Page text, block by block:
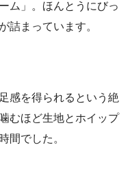
ム」。ほんとうにびっ
詰まっています。
感を得られるという絶
むほど生地とホイップ
間でした。